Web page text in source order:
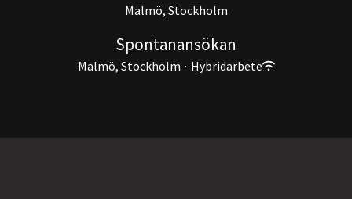
Malmö, Stockholm
Spontanansökan
Malmö, Stockholm · Hybridarbete